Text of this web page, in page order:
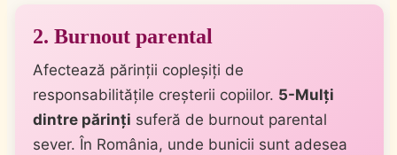
2. Burnout parental
Afectează părinții copleșiți de
responsabilitățile creșterii copiilor. 5-Mulți
dintre părinți suferă de burnout parental
sever. În România, unde bunicii sunt adesea